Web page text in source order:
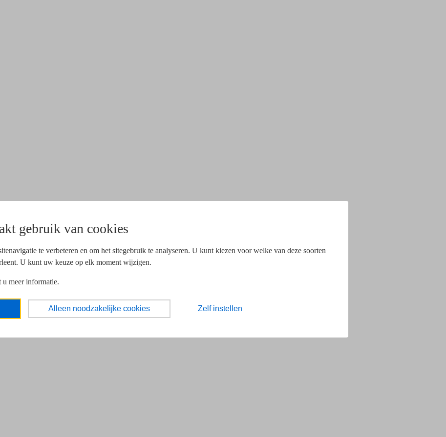
gebruik van cookies
te verbeteren en om het sitegebruik te analyseren. U kunt kiezen voor welke van deze soorten
U kunt uw keuze op elk moment wijzigen.
u meer informatie.
Alleen noodzakelijke cookies Zelf instellen